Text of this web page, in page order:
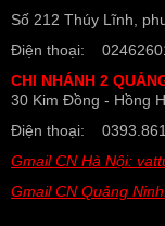
Số 212 Thúy Lĩnh,
Điện thoại:
CHI NHÁNH 2
30 Kim Đồng - Hồng
Điện thoại:
Gmail CN Hà Nội:
Gmail CN Quảng